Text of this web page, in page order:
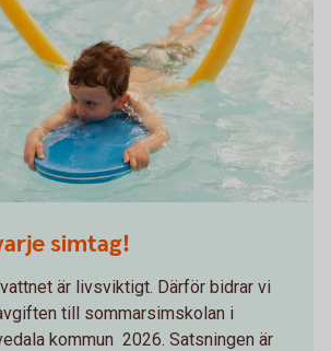
simtag!
är livsviktigt. Därför bidrar vi
till sommarsimskolan i
kommun 2026. Satsningen är